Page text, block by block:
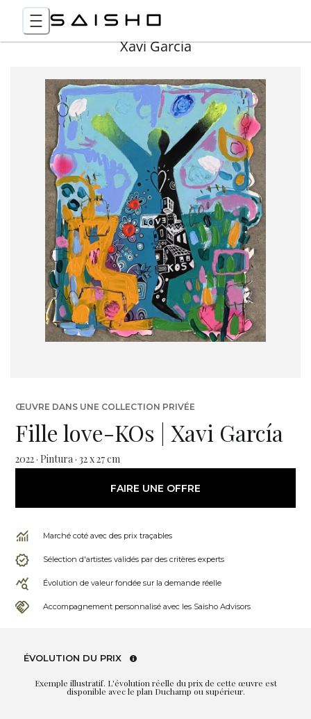
Xavi Garcia
ŒUVRE DANS UNE COLLECTION PRIVÉE
Fille love-KOs | Xavi García
2022 · Pintura · 32 x 27 cm
FAIRE UNE OFFRE
Marché coté avec des prix traçables
Sélection d'artistes validés par des critères experts
Évolution de valeur fondée sur la demande réelle
Accompagnement personnalisé avec les Saisho Advisors
ÉVOLUTION DU PRIX
Exemple illustratif. L'évolution réelle du prix de cette œuvre est
disponible avec le plan Duchamp ou supérieur.